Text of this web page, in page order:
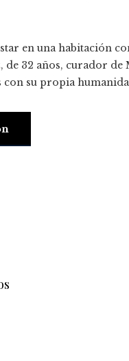
en una habitación
de 32 años, curador
con su propia